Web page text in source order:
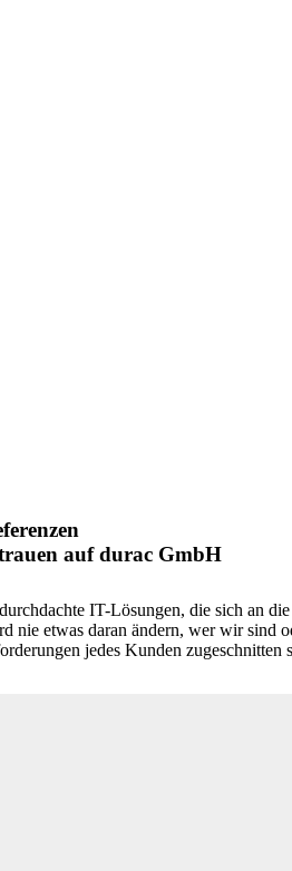
auf durac GmbH
IT-Lösungen, die sich an
etwas daran ändern, wer wir sind
jedes Kunden zugeschnitten